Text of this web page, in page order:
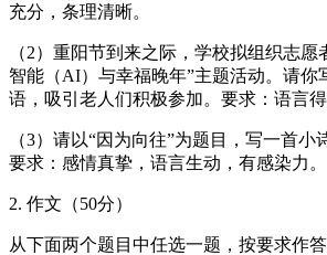
充分，条理清晰。
（2）重阳节到来之际，学校拟组织志愿
智能（AI）与幸福晚年”主题活动。请你
语，吸引老人们积极参加。要求：语言得
（3）请以“因为向往”为题目，写一首小
要求：感情真挚，语言生动，有感染力。
2. 作文（50分）
从下面两个题目中任选一题，按要求作